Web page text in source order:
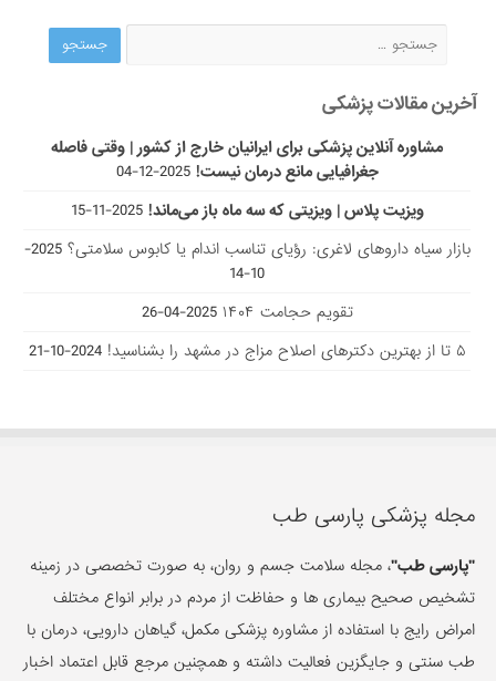
آخرین مقالات پزشکی
مشاوره آنلاین پزشکی برای ایرانیان خارج از کشور | وقتی فاصله
جغرافیایی مانع درمان نیست! 2025-12-04
ویزیت پلاس | ویزیتی که سه ماه باز می‌ماند! 2025-11-15
بازار سیاه داروهای لاغری: رؤیای تناسب اندام یا کابوس سلامتی؟
2025-
10-14
تقویم حجامت ۱۴۰۴
2025-04-26
۵ تا از بهترین دکتر‌های اصلاح مزاج در مشهد را بشناسید!
2024-10-21
مجله پزشکی پارسی طب
"پارسی طب"، مجله سلامت جسم و روان، به صورت تخصصی در زمینه
تشخیص صحیح بیماری ها و حفاظت از مردم در برابر انواع مختلف
امراض رایج با استفاده از مشاوره پزشکی مکمل، گیاهان دارویی، درمان با
طب سنتی و جایگزین فعالیت داشته و همچنین مرجع قابل اعتماد اخبار